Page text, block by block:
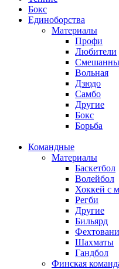
Бокс
Единоборства
Материалы
Профи
Любители
Вольная
Дзюдо
Самбо
Другие
Бокс
Борьба
Командные
Материалы
Баскетбол
Волейбол
Хоккей с
Регби
Другие
Бильярд
Шахматы
Гандбол
Финская